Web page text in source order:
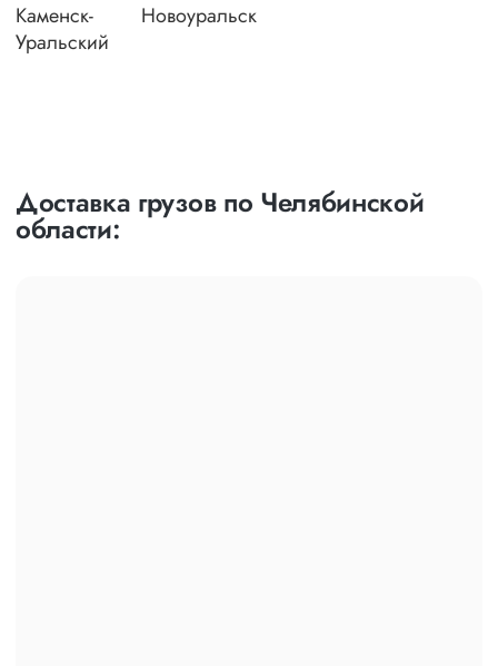
Каменск-
Уральский
Новоуральск
Доставка грузов по Челябинской
области: